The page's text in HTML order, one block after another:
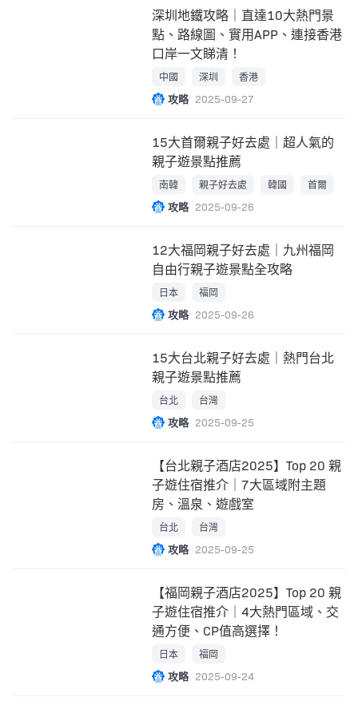
深圳地鐵攻略｜直達10大熱門景
點、路線圖、實用APP、連接香港
口岸一文睇清！
中國 深圳 香港
攻略 2025-09-27
15大首爾親子好去處｜超人氣的
親子遊景點推薦
南韓 親子好去處 韓國 首爾
攻略 2025-09-26
12大福岡親子好去處｜九州福岡
自由行親子遊景點全攻略
日本 福岡
攻略 2025-09-26
15大台北親子好去處｜熱門台北
親子遊景點推薦
台北 台灣
攻略 2025-09-25
【台北親子酒店2025】Top 20 親
子遊住宿推介｜7大區域附主題
房、溫泉、遊戲室
台北 台灣
攻略 2025-09-25
【福岡親子酒店2025】Top 20 親
子遊住宿推介｜4大熱門區域、交
通方便、CP值高選擇！
日本 福岡
攻略 2025-09-24